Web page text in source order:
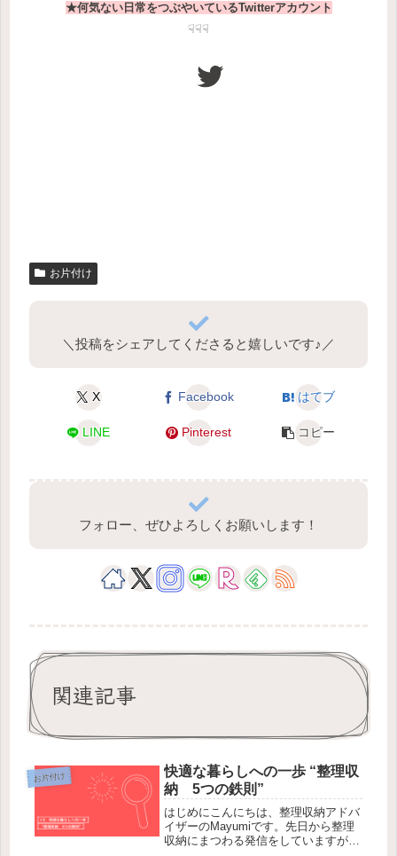
★何気ない日常をつぶやいているTwitterアカウント
☟☟☟
Twitter
お片付け
＼投稿をシェアしてくださると嬉しいです♪／
X Facebook はてブ
LINE Pinterest コピー
フォロー、ぜひよろしくお願いします！
関連記事
お片付け
快適な暮らしへの一歩 “整理収
納 5つの鉄則”
はじめにこんにちは、整理収納アドバ
イザーのMayumiです。先日から整理
収納にまつわる発信をしていますが、